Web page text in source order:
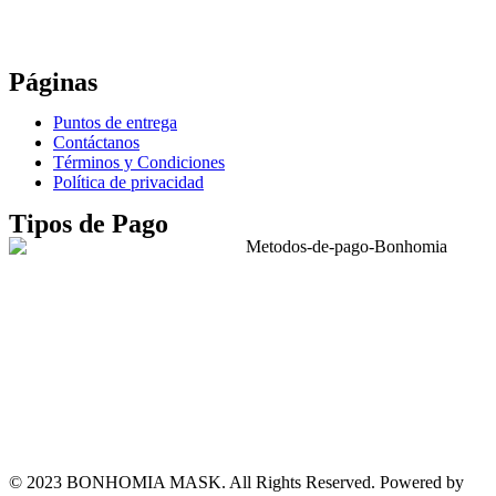
Páginas
Puntos de entrega
Contáctanos
Términos y Condiciones
Política de privacidad
Tipos de Pago
© 2023 BONHOMIA MASK. All Rights Reserved. Powered by